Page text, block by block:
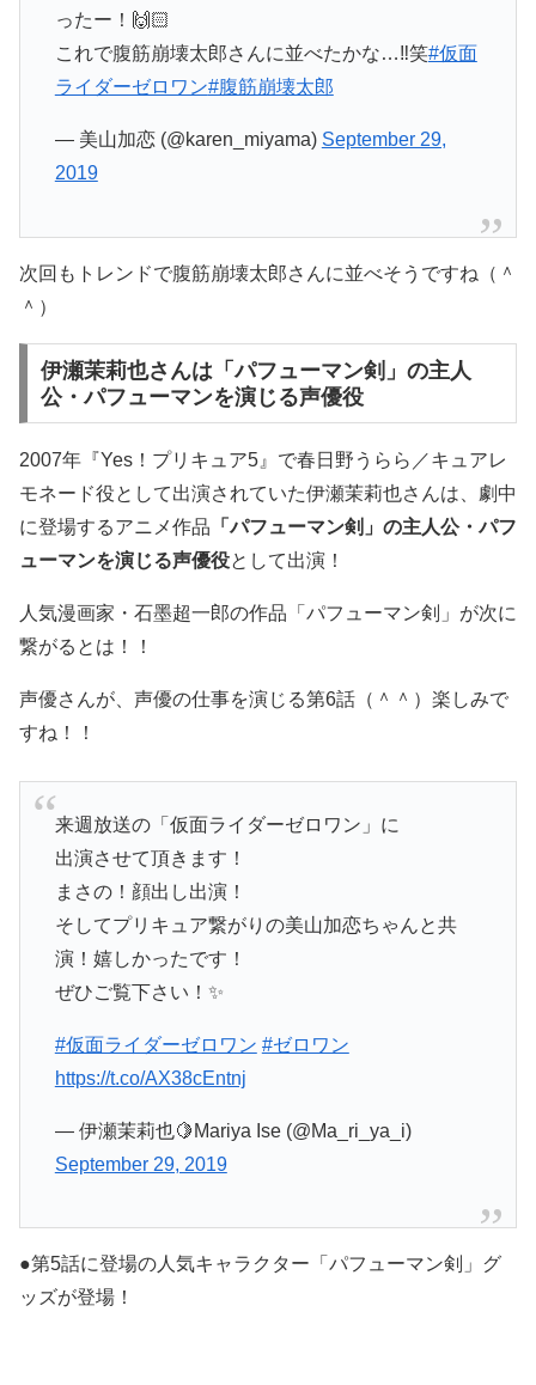
ったー！🙌🏻
これで腹筋崩壊太郎さんに並べたかな…‼︎笑#仮面
ライダーゼロワン#腹筋崩壊太郎
— 美山加恋 (@karen_miyama) September 29,
2019
次回もトレンドで腹筋崩壊太郎さんに並べそうですね（＾
＾）
伊瀬茉莉也さんは「パフューマン剣」の主人
公・パフューマンを演じる声優役
2007年『Yes！プリキュア5』で春日野うらら／キュアレ
モネード役として出演されていた伊瀬茉莉也さんは、劇中
に登場するアニメ作品 「パフューマン剣」の主人公・パフ
ューマンを演じる声優役として出演！
人気漫画家・石墨超一郎の作品「パフューマン剣」が次に
繋がるとは！！
声優さんが、声優の仕事を演じる第6話（＾＾）楽しみで
すね！！
来週放送の「仮面ライダーゼロワン」に
出演させて頂きます！
まさの！顔出し出演！
そしてプリキュア繋がりの美山加恋ちゃんと共
演！嬉しかったです！
ぜひご覧下さい！✨
#仮面ライダーゼロワン #ゼロワン
https://t.co/AX38cEntnj
— 伊瀬茉莉也🍋Mariya Ise (@Ma_ri_ya_i)
September 29, 2019
●第5話に登場の人気キャラクター「パフューマン剣」グ
ッズが登場！